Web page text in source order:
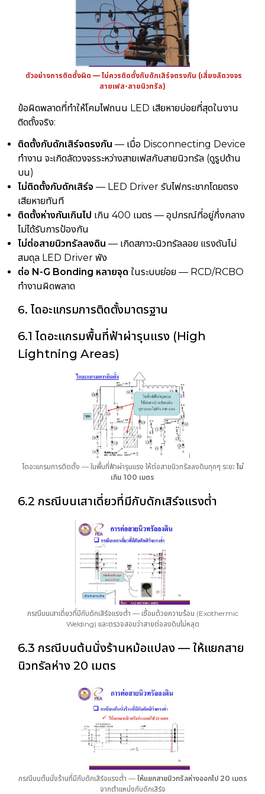
ตัวอย่างการติดตั้งผิด — ไม่ควรติดตั้งกับดักเสิร์จตรงกัน (เสี่ยงลัดวงจร
สายเฟส-สายนิวทรัล)
ข้อผิดพลาดที่ทำให้โคมไฟถนน LED เสียหายบ่อยที่สุดในงาน
ติดตั้งจริง:
ติดตั้งกับดักเสิร์จตรงกัน — เมื่อ Disconnecting Device
ทำงาน จะเกิดลัดวงจรระหว่างสายเฟสกับสายนิวทรัล (ดูรูปด้าน
บน)
ไม่ติดตั้งกับดักเสิร์จ — LED Driver รับไฟกระชากโดยตรง
เสียหายทันที
ติดตั้งห่างกันเกินไป เกิน 400 เมตร — อุปกรณ์ที่อยู่กึ่งกลาง
ไม่ได้รับการป้องกัน
ไม่ต่อสายนิวทรัลลงดิน — เกิดสภาวะนิวทรัลลอย แรงดันไม่
สมดุล LED Driver พัง
ต่อ N-G Bonding หลายจุด ในระบบย่อย — RCD/RCBO
ทำงานผิดพลาด
6. ไดอะแกรมการติดตั้งมาตรฐาน
6.1 ไดอะแกรมพื้นที่ฟ้าผ่ารุนแรง (High
Lightning Areas)
ไดอะแกรมการติดตั้ง — ในพื้นที่ฟ้าผ่ารุนแรง ให้ต่อสายนิวทรัลลงดินทุกๆ ระยะไม่
เกิน 100 เมตร
6.2 กรณีบนเสาเดี่ยวที่มีกับดักเสิร์จแรงต่ำ
กรณีบนเสาเดี่ยวที่มีกับดักเสิร์จแรงต่ำ — เชื่อมด้วยความร้อน (Exothermic
Welding) และตรวจสอบว่าสายต่อลงดินไม่หลุด
6.3 กรณีบนต้นนั่งร้านหม้อแปลง — ให้แยกสาย
นิวทรัลห่าง 20 เมตร
กรณีบนต้นนั่งร้านที่มีกับดักเสิร์จแรงต่ำ — ให้แยกสายนิวทรัลห่างออกไป 20 เมตร
จากตำแหน่งกับดักเสิร์จ